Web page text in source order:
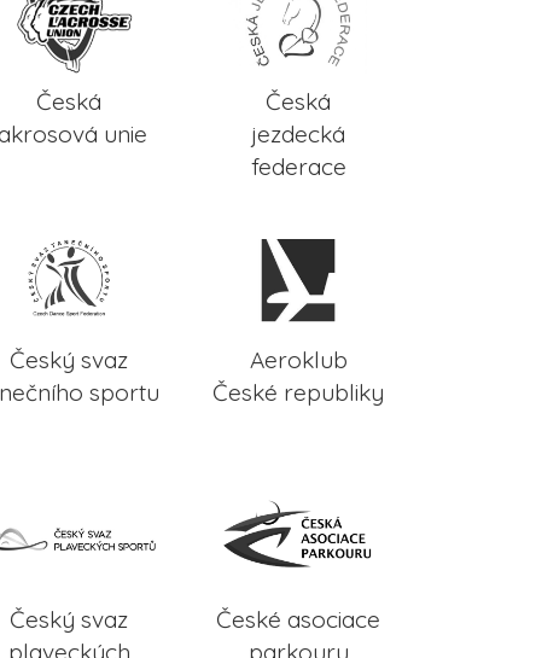
Česká
unie
Česká
jezdecká
federace
Český svaz
sportu
Aeroklub
České republiky
Český svaz
plaveckých
České asociace
parkouru